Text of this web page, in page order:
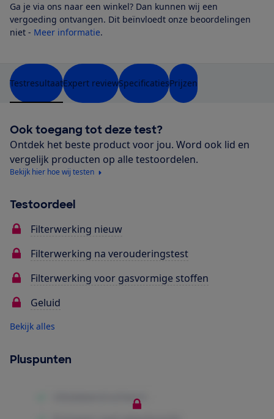
Ga je via ons naar een winkel? Dan kunnen wij een
vergoeding ontvangen. Dit beïnvloedt onze beoordelingen
niet - Meer informatie.
TestresultaatExpert reviewSpecificatiesPrijzen
Ook toegang tot deze test?
Ontdek het beste product voor jou. Word ook lid en
vergelijk producten op alle testoordelen.
Bekijk hier hoe wij testen
Testoordeel
Filterwerking nieuw
Filterwerking na verouderingstest
Filterwerking voor gasvormige stoffen
Geluid
Bekijk alles
Pluspunten